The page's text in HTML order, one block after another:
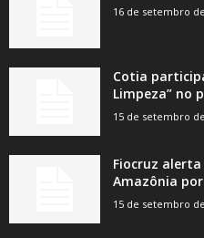
16 de setembro
Cotia
Limpeza” no
15 de setembro
Fiocruz
Amazônia
15 de setembro